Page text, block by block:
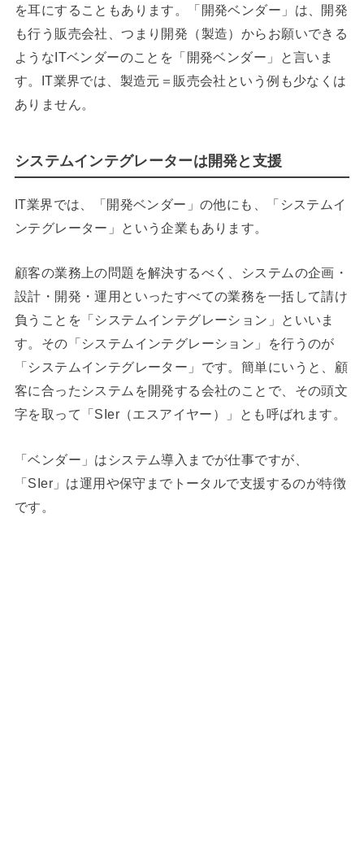
を耳にすることもあります。「開発ベンダー」は、開発
も行う販売会社、つまり開発（製造）からお願いできる
ようなITベンダーのことを「開発ベンダー」と言いま
す。IT業界では、製造元＝販売会社という例も少なくは
ありません。
システムインテグレーターは開発と支援
IT業界では、「開発ベンダー」の他にも、「システムイ
ンテグレーター」という企業もあります。
顧客の業務上の問題を解決するべく、システムの企画・
設計・開発・運用といったすべての業務を一括して請け
負うことを「システムインテグレーション」といいま
す。その「システムインテグレーション」を行うのが
「システムインテグレーター」です。簡単にいうと、顧
客に合ったシステムを開発する会社のことで、その頭文
字を取って「SIer（エスアイヤー）」とも呼ばれます。
「ベンダー」はシステム導入までが仕事ですが、
「SIer」は運用や保守までトータルで支援するのが特徴
です。